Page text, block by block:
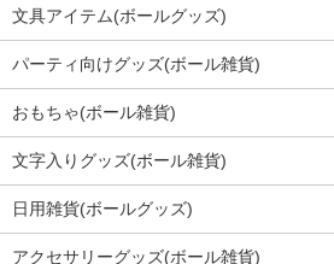
文具アイテム(ボールグッズ)
パーティ向けグッズ(ボール雑貨)
おもちゃ(ボール雑貨)
文字入りグッズ(ボール雑貨)
日用雑貨(ボールグッズ)
アクセサリーグッズ(ボール雑貨)